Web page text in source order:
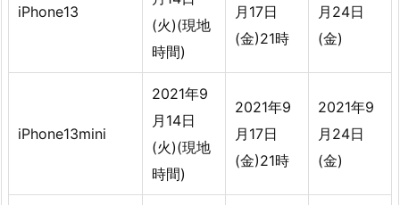
iPhone13
(火)(現地
時間)
月17日
(金)21時
月24日
(金)
iPhone13mini
2021年9
月14日
(火)(現地
時間)
2021年9
月17日
(金)21時
2021年9
月24日
(金)